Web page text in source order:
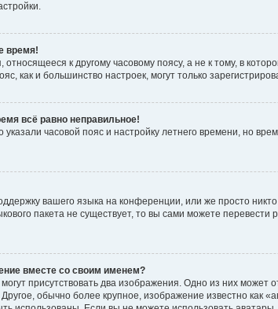
время!
к другому часовому поясу, а не к тому, в
как и большинство настроек, могут только
всё равно неправильное!
указали часовой пояс и настройку летнего времени, но
вашего языка на конференции, или же просто
пакета не существует, то вы сами можете
вместе со своим именем?
присутствовать два изображения. Одно из них
обычно более крупное, изображение известно как